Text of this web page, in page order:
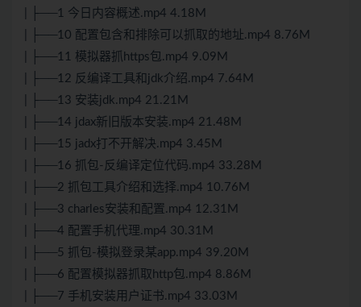
| ├──1 今日内容概述.mp4 4.18M
| ├──10 配置包含和排除可以抓取的地址.mp4 8.76M
| ├──11 模拟器抓https包.mp4 9.09M
| ├──12 反编译工具和jdk介绍.mp4 7.64M
| ├──13 安装jdk.mp4 21.21M
| ├──14 jdax新旧版本安装.mp4 21.48M
| ├──15 jadx打不开解决.mp4 3.45M
| ├──16 抓包-反编译定位代码.mp4 33.28M
| ├──2 抓包工具介绍和选择.mp4 10.76M
| ├──3 charles安装和配置.mp4 12.31M
| ├──4 配置手机代理.mp4 30.31M
| ├──5 抓包-模拟登录某app.mp4 39.20M
| ├──6 配置模拟器抓取http包.mp4 8.86M
| ├──7 手机安装用户证书.mp4 33.03M